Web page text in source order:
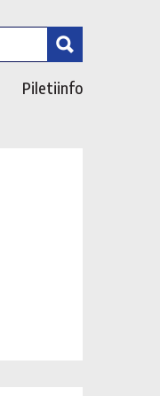
Piletiinfo